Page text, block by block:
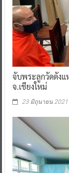
จับพระลูกวัดดังแ
จ.เชียงใหม่
23 มิถุนายน 2021